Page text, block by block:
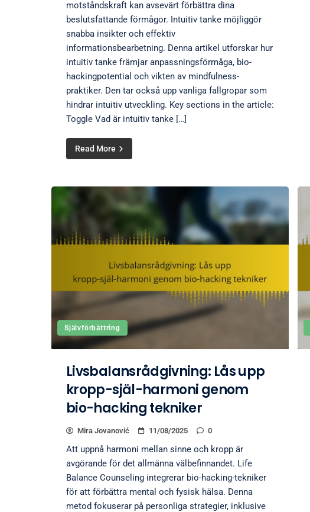
motståndskraft kan avsevärt förbättra dina
beslutsfattande förmågor. Intuitiv tanke möjliggör
snabba insikter och effektiv
informationsbearbetning. Denna artikel utforskar hur
intuitiv tanke främjar anpassningsförmåga, bio-
hackingpotential och vikten av mindfulness-
praktiker. Den tar också upp vanliga fallgropar som
hindrar intuitiv utveckling. Key sections in the article:
Toggle Vad är intuitiv tanke […]
Read More
Självförbättring
Livsbalansrådgivning: Lås upp
kropp-själ-harmoni genom
bio-hacking tekniker
Mira Jovanović 11/08/2025 0
Att uppnå harmoni mellan sinne och kropp är
avgörande för det allmänna välbefinnandet. Life
Balance Counseling integrerar bio-hacking-tekniker
för att förbättra mental och fysisk hälsa. Denna
metod fokuserar på personliga strategier, inklusive